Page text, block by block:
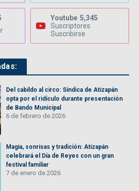
Youtube 5,345
Suscriptores
Suscribirse
Del cabildo al circo: Síndica de Atizapán
opta por el ridículo durante presentación
de Bando Municipal
6 de febrero de 2026
Magia, sonrisas y tradición: Atizapán
celebrará el Día de Reyes con un gran
festival familiar
7 de enero de 2026